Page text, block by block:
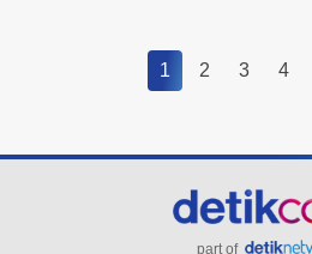
1 2 3 4
part of